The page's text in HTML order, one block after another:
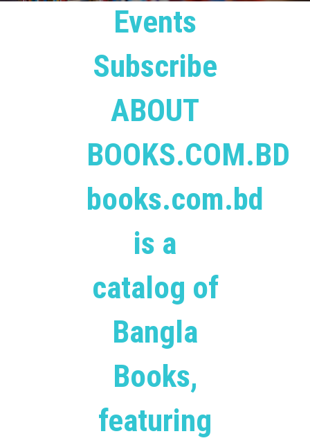
Events
Subscribe
ABOUT
BOOKS.COM.BD
books.com.bd
is a
catalog of
Bangla
Books,
featuring